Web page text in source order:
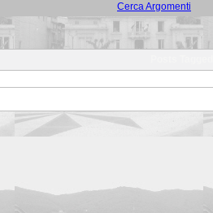
Cerca Argomenti